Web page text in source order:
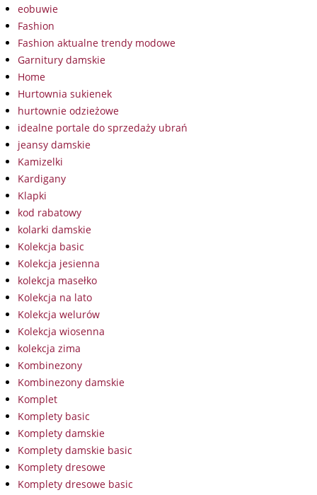
eobuwie
Fashion
Fashion aktualne trendy modowe
Garnitury damskie
Home
Hurtownia sukienek
hurtownie odzieżowe
idealne portale do sprzedaży ubrań
jeansy damskie
Kamizelki
Kardigany
Klapki
kod rabatowy
kolarki damskie
Kolekcja basic
Kolekcja jesienna
kolekcja masełko
Kolekcja na lato
Kolekcja welurów
Kolekcja wiosenna
kolekcja zima
Kombinezony
Kombinezony damskie
Komplet
Komplety basic
Komplety damskie
Komplety damskie basic
Komplety dresowe
Komplety dresowe basic